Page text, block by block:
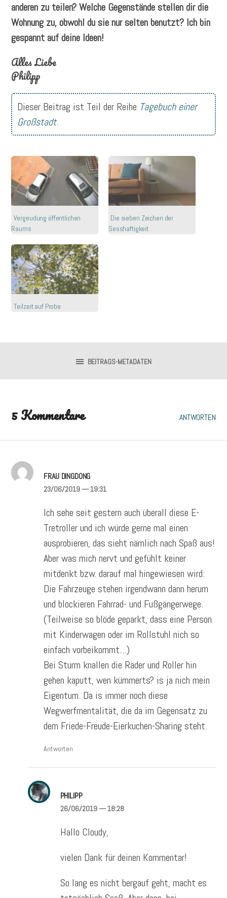
anderen zu teilen? Welche Gegenstände stellen dir die
Wohnung zu, obwohl du sie nur selten benutzt? Ich bin
gespannt auf deine Ideen!
Alles Liebe
Philipp
Dieser Beitrag ist Teil der Reihe Tagebuch einer
Großstadt.
Vergeudung öffentlichen
Raums
Die sieben Zeichen der
Sesshaftigkeit
Teilzeit auf Probe
BEITRAGS-METADATEN
5 Kommentare ANTWORTEN
FRAU DINGDONG
23/06/2019— 19:31
Ich sehe seit gestern auch überall diese E-
Tretroller und ich würde gerne mal einen
ausprobieren, das sieht nämlich nach Spaß aus!
Aber was mich nervt und gefühlt keiner
mitdenkt bzw. darauf mal hingewiesen wird:
Die Fahrzeuge stehen irgendwann dann herum
und blockieren Fahrrad- und Fußgängerwege.
(Teilweise so blöde geparkt, dass eine Person
mit Kinderwagen oder im Rollstuhl nich so
einfach vorbeikommt…)
Bei Sturm knallen die Räder und Roller hin
gehen kaputt, wen kümmerts? is ja nich mein
Eigentum. Da is immer noch diese
Wegwerfmentalität, die da im Gegensatz zu
dem Friede-Freude-Eierkuchen-Sharing steht.
Antworten
PHILIPP
26/06/2019— 18:28
Hallo Cloudy,
vielen Dank für deinen Kommentar!
So lang es nicht bergauf geht, macht es